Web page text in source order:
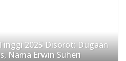
2025 Disorot: Dugaan
Nama Erwin Suheri